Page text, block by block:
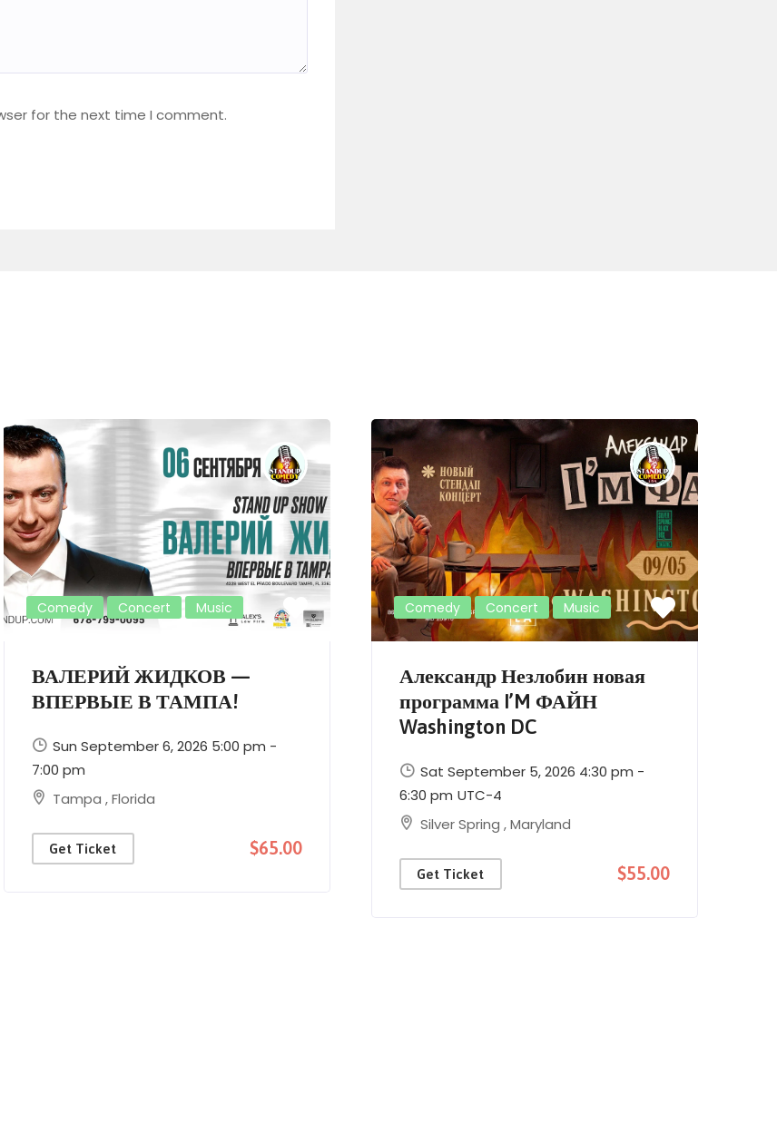
for the next time I comment.
Comedy Concert Music
ВАЛЕРИЙ ЖИДКОВ —
ВПЕРВЫЕ В ТАМПА!
Sun September 6, 2026 5:00 pm -
7:00 pm
Tampa ,Florida
Get Ticket $65.00
Comedy Concert Music
Александр Незлобин новая
программа I’M ФАЙН
Washington DC
Sat September 5, 2026 4:30 pm -
6:30 pm UTC-4
Silver Spring ,Maryland
Get Ticket $55.00